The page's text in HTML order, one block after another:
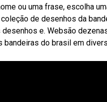
ou uma frase, escolha
de desenhos da
e. Websão
do brasil em